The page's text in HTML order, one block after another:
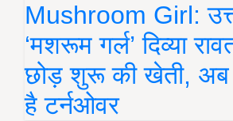
Mushroom Girl:
‘मशरूम गर्ल’ दिव्या
छोड़ शुरू की खेती, अब
है टर्नओवर